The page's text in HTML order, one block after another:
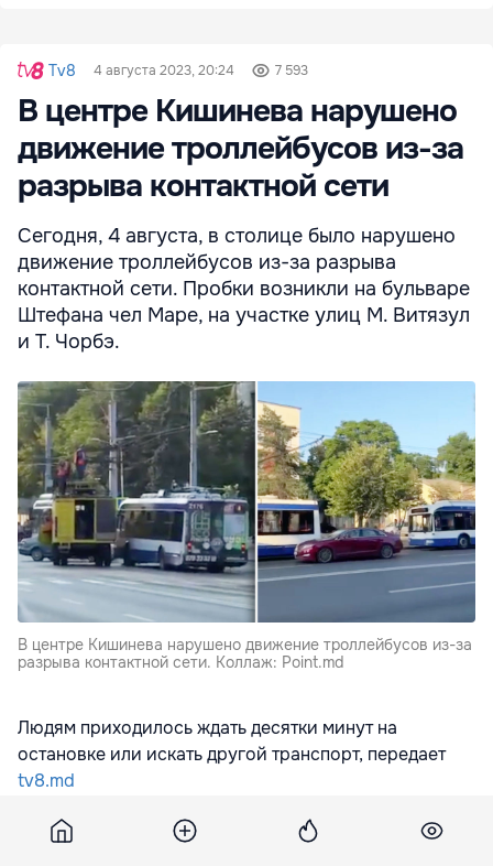
Tv8 4 августа 2023, 20:24 7 593
В центре Кишинева нарушено
движение троллейбусов из-за
разрыва контактной сети
Сегодня, 4 августа, в столице было нарушено
движение троллейбусов из-за разрыва
контактной сети. Пробки возникли на бульваре
Штефана чел Маре, на участке улиц М. Витязул
и Т. Чорбэ.
В центре Кишинева нарушено движение троллейбусов из-за
разрыва контактной сети. Коллаж: Point.md
Людям приходилось ждать десятки минут на
остановке или искать другой транспорт, передает
tv8.md
Представители примэрии сообщили, что маршруты
№1 и№
22 в сторону Буюкан перенаправлены на ул.